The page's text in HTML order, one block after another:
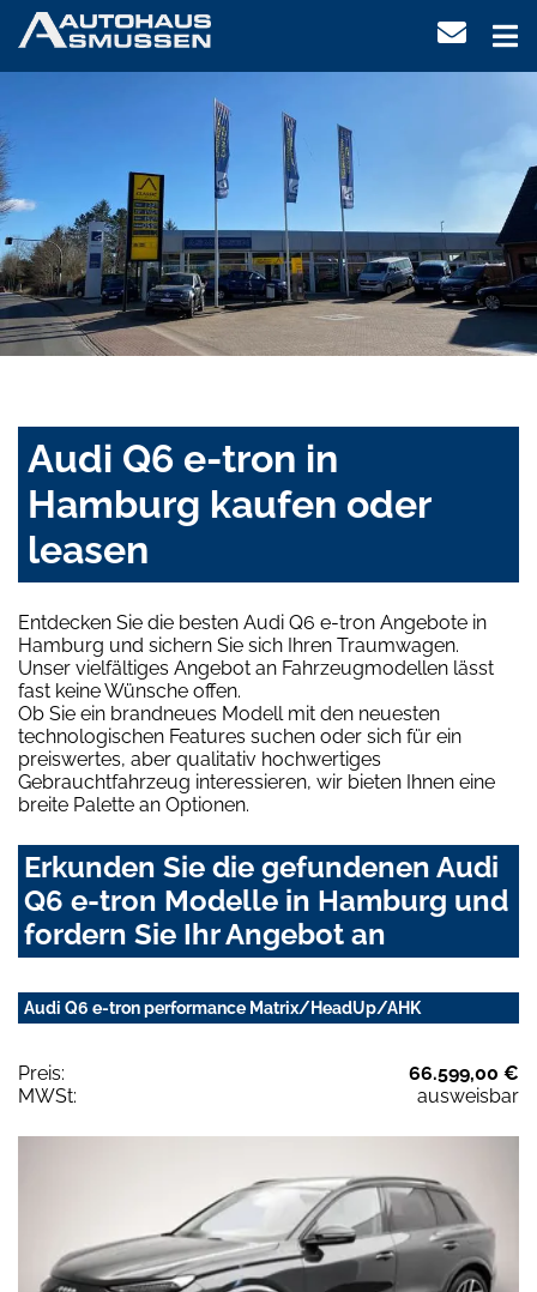
Audi Q6 e-tron in
Hamburg kaufen oder
leasen
Entdecken Sie die besten Audi Q6 e-tron Angebote in
Hamburg und sichern Sie sich Ihren Traumwagen.
Unser vielfältiges Angebot an Fahrzeugmodellen lässt
fast keine Wünsche offen.
Ob Sie ein brandneues Modell mit den neuesten
technologischen Features suchen oder sich für ein
preiswertes, aber qualitativ hochwertiges
Gebrauchtfahrzeug interessieren, wir bieten Ihnen eine
breite Palette an Optionen.
Erkunden Sie die gefundenen Audi
Q6 e-tron Modelle in Hamburg und
fordern Sie Ihr Angebot an
Audi Q6 e-tron performance Matrix/HeadUp/AHK
Preis:
66.599,00 €
MWSt:
ausweisbar